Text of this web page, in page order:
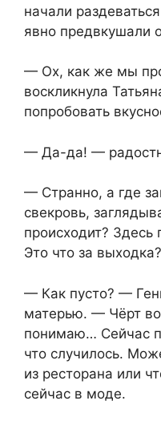
начали
явно предвкушали
— Ох, как же мы
воскликнула
попробовать
— Да-да! —
— Странно, а где
свекровь,
происходит? Здесь
Это что за выходка?
— Как пусто? —
матерью. — Чёрт
понимаю… Сейчас
что случилось.
из ресторана или
сейчас в моде.